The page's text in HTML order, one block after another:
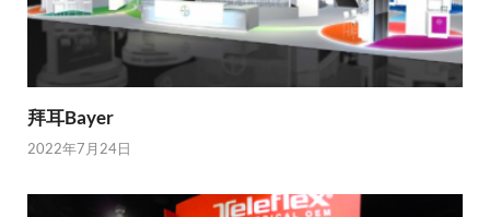
拜耳Bayer
2022年7月24日